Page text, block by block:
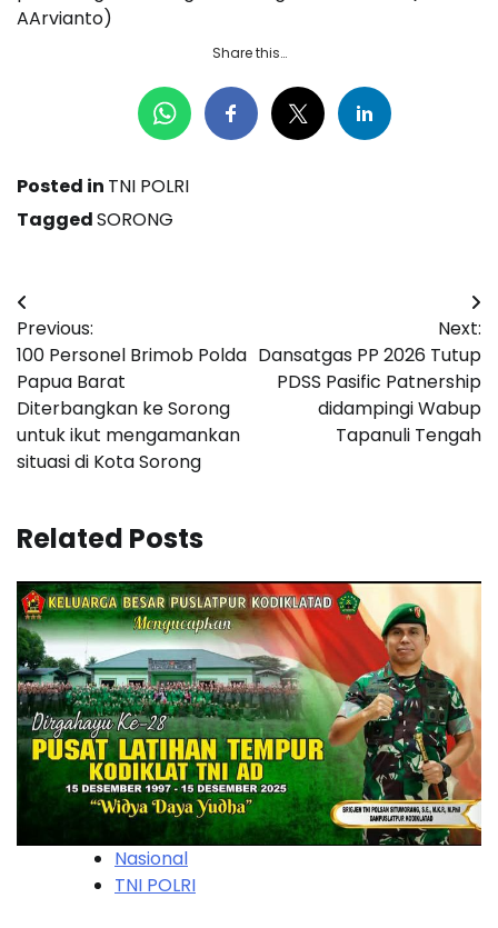
AArvianto)
Share this…
Posted in TNI POLRI
TaggedSORONG
Navigasi
pos
Previous:
100 Personel Brimob Polda
Papua Barat
Diterbangkan ke Sorong
untuk ikut mengamankan
situasi di Kota Sorong
Next:
Dansatgas PP 2026 Tutup
PDSS Pasific Patnership
didampingi Wabup
Tapanuli Tengah
Related Posts
Nasional
TNI POLRI